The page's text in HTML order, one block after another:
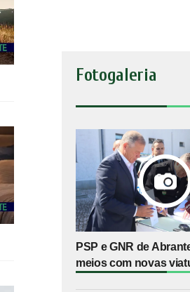
Fotogaleria
PSP e GNR de
meios com novas